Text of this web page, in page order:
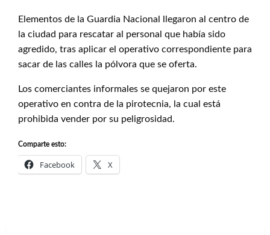
Elementos de la Guardia Nacional llegaron al centro de
la ciudad para rescatar al personal que había sido
agredido, tras aplicar el operativo correspondiente para
sacar de las calles la pólvora que se oferta.
Los comerciantes informales se quejaron por este
operativo en contra de la pirotecnia, la cual está
prohibida vender por su peligrosidad.
Comparte esto:
Facebook X